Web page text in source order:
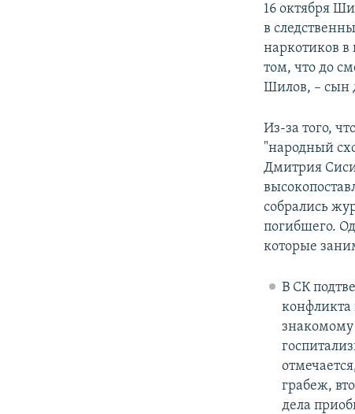
16 октября
в
наркотиков в
том, что до
Шилов, – сын
Из-за того,
"народный
Дмитрия
собрались
погибшего.
которые
В СК
конфликта
грабеж,
дела